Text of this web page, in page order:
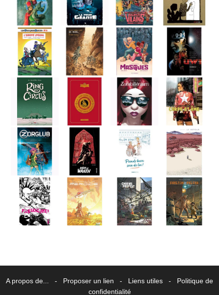
A propos de... - Proposer un lien - Liens utiles - Politique de
confidentialité